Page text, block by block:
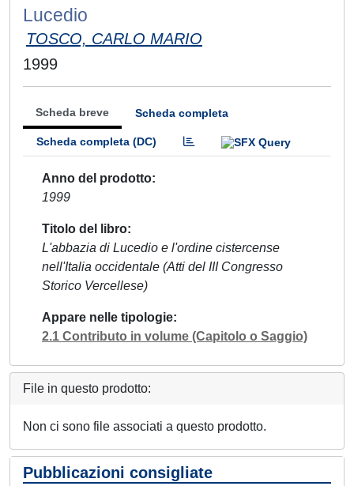
Lucedio
TOSCO, CARLO MARIO
1999
Scheda breve Scheda completa
Scheda completa (DC)
Anno del prodotto
1999
Titolo del libro
L'abbazia di Lucedio e l'ordine cistercense
nell'Italia occidentale (Atti del III Congresso
Storico Vercellese)
Appare nelle tipologie
2.1 Contributo in volume (Capitolo o Saggio)
File in questo prodotto:
Non ci sono file associati a questo prodotto.
Pubblicazioni consigliate